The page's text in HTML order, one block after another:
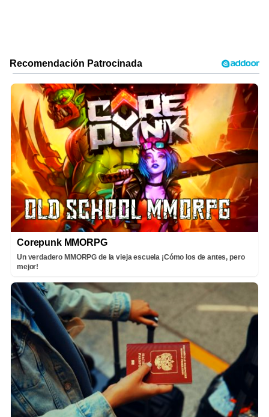
Corepunk MMORPG
Un verdadero MMORPG de la vieja escuela ¡Cómo los de antes, pero
mejor!